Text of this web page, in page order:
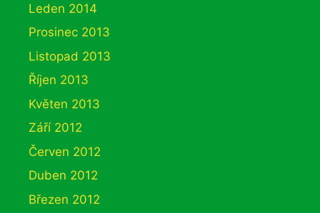
Leden 2014
Prosinec 2013
Listopad 2013
Říjen 2013
Květen 2013
Září 2012
Červen 2012
Duben 2012
Březen 2012